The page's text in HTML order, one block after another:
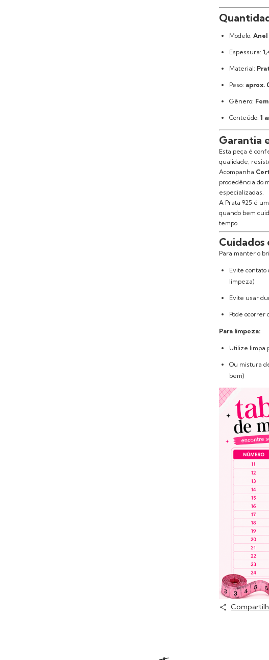
Modelo: Anel
Espessura:
Material:
Peso: aprox.
Gênero:
Conteúdo: 1
Garantia
Esta peça é
qualidade,
Acompanha
procedência do
especializadas.
A Prata 925 é
quando bem
tempo.
Cuidados
Para manter o
Evite contato
limpeza)
Evite usar
Pode ocorrer
Para limpeza:
Utilize limpa
Ou mistura
bem)